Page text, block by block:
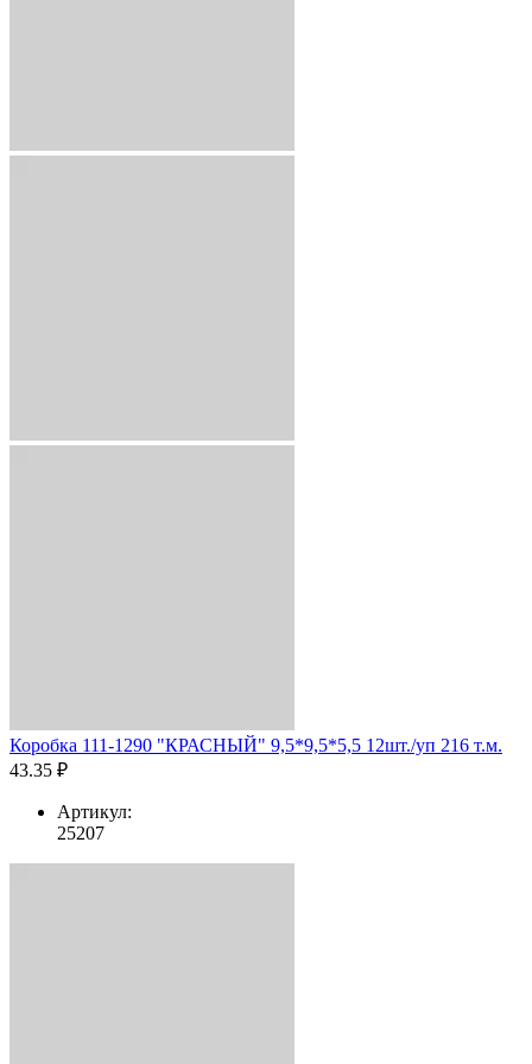
Коробка 111-1290 "КРАСНЫЙ" 9,5*9,5*5,5 12шт./уп 216 т.м.
43.35 ₽
Артикул:
25207